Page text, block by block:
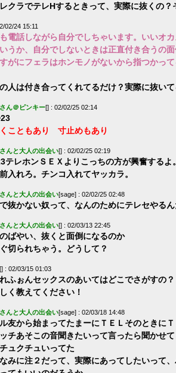
クラでテレHするときって、実際に抜くの？
02/24 15:11
電話しながら自分でしちゃいます。いいオカ
うか、自分でしないときは正直付き合うの面
がにフェラはホンモノがないから指つかって
人は付き合ってくれてるだけ？実際に抜いて
ん＠ピンキー[] : 02/02/25 02:14
こともあり 寸止めもあり
んと大人の出会い[] : 02/02/25 02:19
テレホンＳＥＸよりこっちの方が興奮するよ
入れろ。チンコ入れてヤッカラ。
んと大人の出会い[sage] : 02/02/25 02:48
抜かない奴って、なんのためにテレセやるん
んと大人の出会い[] : 02/03/13 22:45
ばやい、抜くと面倒になるのか
切られちゃう。どうして？
[] : 02/03/15 01:03
ふぉんセックスのあいてはどこでさがすの？
く教えてください！
んと大人の出会い[sage] : 02/03/18 14:48
友から始まってたまーにＴＥＬそのときにＴ
チあそこの音聞きたいって言ったら聞かせ
ュクチュいってた
みに注２だって、実際にあってしたいって